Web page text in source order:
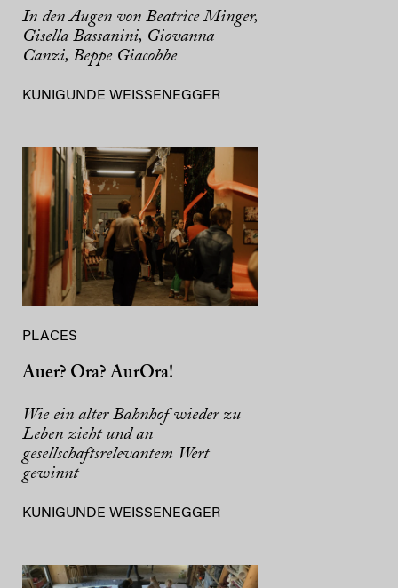
In den Augen von Beatrice Minger,
Gisella Bassanini, Giovanna
Canzi, Beppe Giacobbe
KUNIGUNDE WEISSENEGGER
PLACES
Auer? Ora? AurOra!
Wie ein alter Bahnhof wieder zu
Leben zieht und an
gesellschaftsrelevantem Wert
gewinnt
KUNIGUNDE WEISSENEGGER